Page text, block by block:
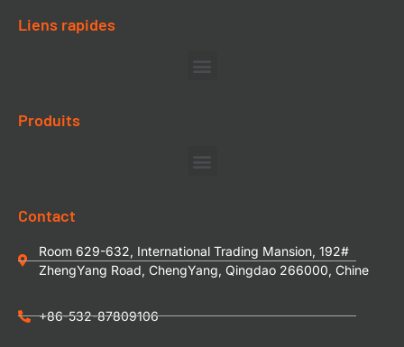
Liens rapides
Produits
Contact
Room 629-632, International Trading Mansion, 192#
ZhengYang Road, ChengYang, Qingdao 266000, Chine
+86-532-87809106